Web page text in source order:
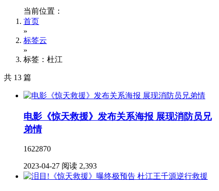
当前位置：
首页
»
标签云
»
标签：杜江
共 13 篇
电影《惊天救援》发布关系海报 展现消防员兄
弟情
1622870
2023-04-27 阅读 2,393